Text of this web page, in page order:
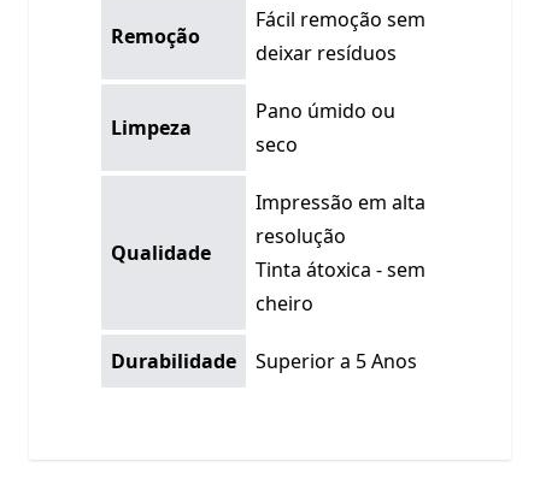
Remoção
Fácil remoção sem
deixar resíduos
Limpeza
Pano úmido ou
seco
Qualidade
Impressão em alta
resolução
Tinta átoxica - sem
cheiro
Durabilidade Superior a 5 Anos